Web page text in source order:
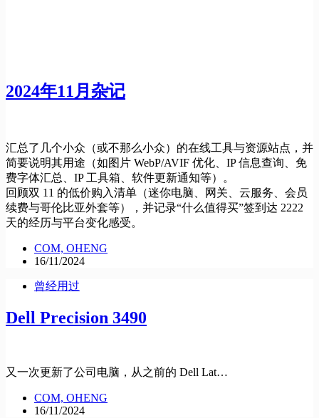
2024年11月杂记
汇总了几个小众（或不那么小众）的在线工具与资源站点，并
简要说明其用途（如图片 WebP/AVIF 优化、IP 信息查询、免
费字体汇总、IP 工具箱、软件更新通知等）。
回顾双 11 的低价购入清单（迷你电脑、网关、云服务、会员
续费与哥伦比亚外套等），并记录“什么值得买”签到达 2222
天的经历与平台变化感受。
COM, OHENG
16/11/2024
曾经用过
Dell Precision 3490
又一次更新了公司电脑，从之前的 Dell Lat…
COM, OHENG
16/11/2024